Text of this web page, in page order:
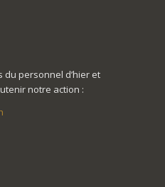
du personnel d’hier et
notre action :